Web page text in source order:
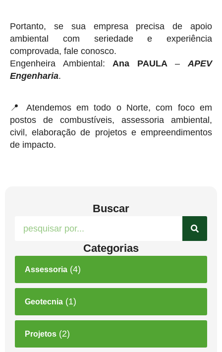
Portanto, se sua empresa precisa de apoio
ambiental com seriedade e experiência
comprovada, fale conosco.
Engenheira Ambiental: Ana PAULA –APEV
Engenharia.
📍 Atendemos em todo o Norte, com foco em
postos de combustíveis, assessoria ambiental,
civil, elaboração de projetos e empreendimentos
de impacto.
Buscar
Categorias
Assessoria (4)
Geotecnia (1)
Projetos (2)